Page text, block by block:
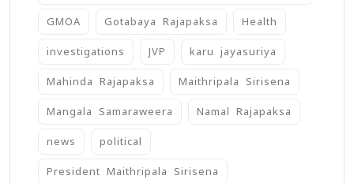
GMOA Gotabaya Rajapaksa Health
investigations JVP karu jayasuriya
Mahinda Rajapaksa Maithripala Sirisena
Mangala Samaraweera Namal Rajapaksa
news political
President Maithripala Sirisena